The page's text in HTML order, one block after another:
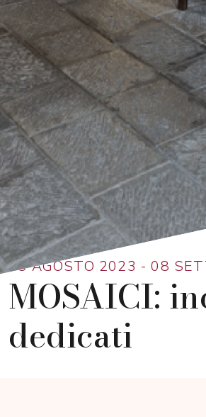
Ritorna alla lista
05 AGOSTO 2023 - 08
MOSAICI:
dedicati